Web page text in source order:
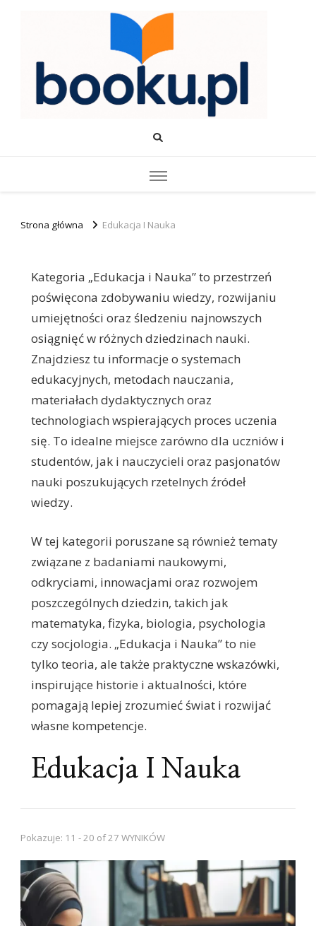
Booku.pl – Wiedza i Rozwój
Strona główna Edukacja I Nauka
Kategoria „Edukacja i Nauka” to przestrzeń
poświęcona zdobywaniu wiedzy, rozwijaniu
umiejętności oraz śledzeniu najnowszych
osiągnięć w różnych dziedzinach nauki.
Znajdziesz tu informacje o systemach
edukacyjnych, metodach nauczania,
materiałach dydaktycznych oraz
technologiach wspierających proces uczenia
się. To idealne miejsce zarówno dla uczniów i
studentów, jak i nauczycieli oraz pasjonatów
nauki poszukujących rzetelnych źródeł
wiedzy.
W tej kategorii poruszane są również tematy
związane z badaniami naukowymi,
odkryciami, innowacjami oraz rozwojem
poszczególnych dziedzin, takich jak
matematyka, fizyka, biologia, psychologia
czy socjologia. „Edukacja i Nauka” to nie
tylko teoria, ale także praktyczne wskazówki,
inspirujące historie i aktualności, które
pomagają lepiej zrozumieć świat i rozwijać
własne kompetencje.
Edukacja I Nauka
Pokazuje: 11 - 20 of 27 WYNIKÓW